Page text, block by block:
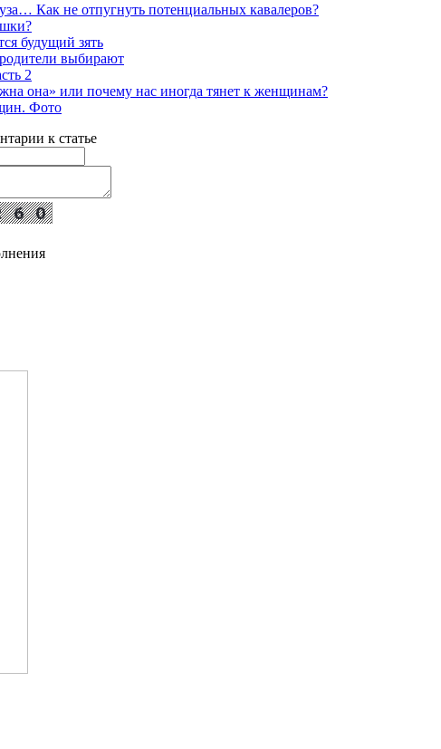
Как не отпугнуть потенциальных кавалеров?
будущий зять
выбирают
2
она» или почему нас иногда тянет к женщинам?
Фото
к статье